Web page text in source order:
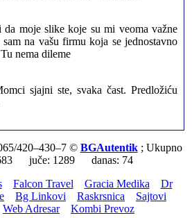
moje slike koje su mi veoma važne
na vašu firmu koja se jednostavno
nema dileme
sjajni ste, svaka čast. Predložiću
Trebalo je odmah da ispraznim stan i
sam vašu firmu. Ja ljudi ne znam
Hvala Vam
gde može da se nađe prava
i naravno usluga. Sve pohvale od
420–430–7 © BGAutentik; Ukupno
juče: 1289 danas: 74
Falcon Travel Gracia Medika
Dr
Bg Linkovi Raskrsnica
Sajtovi
Web Adresar Kombi Prevoz